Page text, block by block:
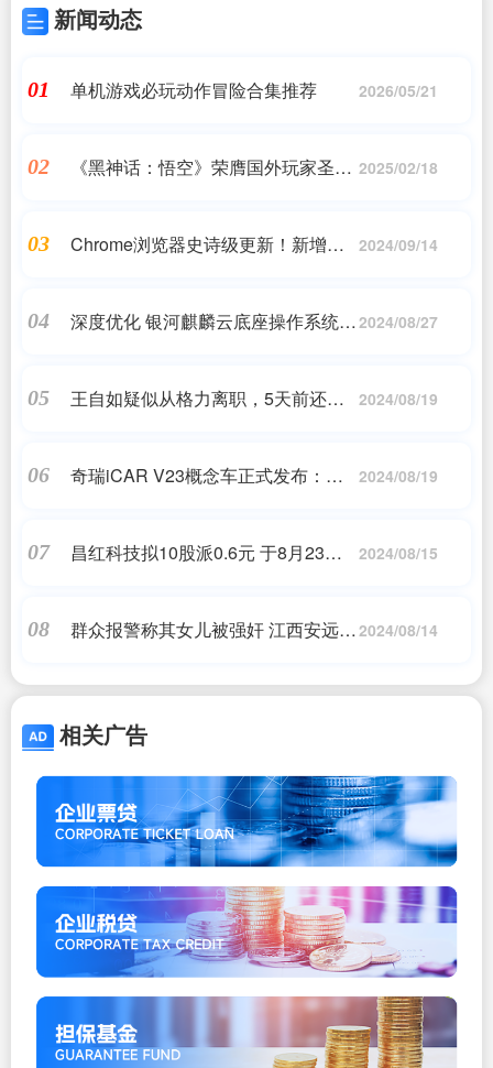
新闻动态
01 单机游戏必玩动作冒险合集推荐 2026/05/21
02
《黑神话：悟空》荣膺国外玩家圣诞 2025/02/18
03
Chrome浏览器史诗级更新！新增多
2024/09/14
04
深度优化 银河麒麟云底座操作系统
2024/08/27
05
王自如疑似从格力离职，5天前还出
2024/08/19
06
奇瑞iCAR V23概念车正式发布：续
2024/08/19
07
昌红科技拟10股派0.6元 于8月23日
2024/08/15
08
群众报警称其女儿被强奸 江西安远警 2024/08/14
相关广告